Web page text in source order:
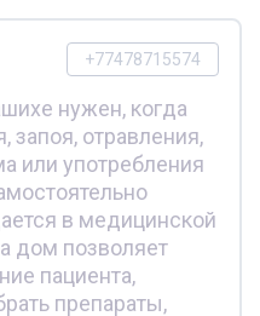
+77478715574
нужен, когда
запоя, отравления,
или употребления
в медицинской
дом позволяет
пациента,
препараты,